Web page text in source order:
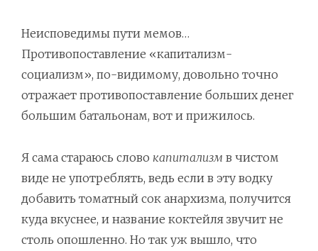
Неисповедимы пути мемов…
Противопоставление «капитализм-
социализм», по-видимому, довольно точно
отражает противопоставление больших денег
большим батальонам, вот и прижилось.
Я сама стараюсь слово капитализм в чистом
виде не употреблять, ведь если в эту водку
добавить томатный сок анархизма, получится
куда вкуснее, и название коктейля звучит не
столь опошленно. Но так уж вышло, что